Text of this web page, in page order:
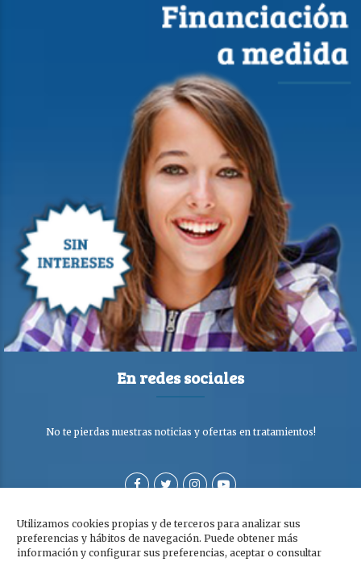
Utilizamos cookies propias y de terceros para analizar sus
preferencias y hábitos de navegación. Puede obtener más
información y configurar sus preferencias, aceptar o consultar
En redes sociales
No te pierdas nuestras noticias y ofertas en tratamientos!